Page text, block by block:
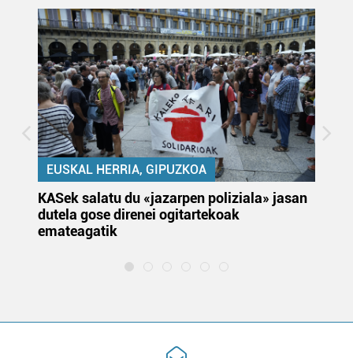
EUSKAL HERRIA, GIPUZKOA
KASek salatu du «jazarpen poliziala» jasan
dutela gose direnei ogitartekoak
emateagatik